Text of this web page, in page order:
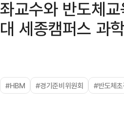
좌교수와 반도체
대 세종캠퍼스 과
#HBM #경기준비위원회 #반도체